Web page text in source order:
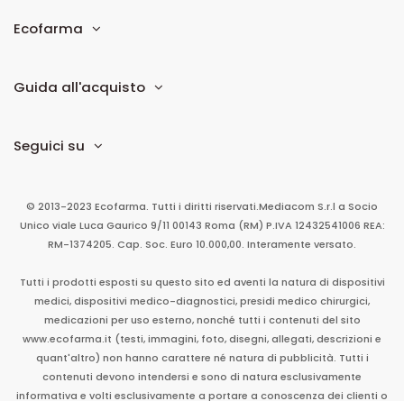
Ecofarma
Guida all'acquisto
Seguici su
© 2013-2023 Ecofarma. Tutti i diritti riservati.Mediacom S.r.l a Socio
Unico viale Luca Gaurico 9/11 00143 Roma (RM) P.IVA 12432541006 REA:
RM-1374205. Cap. Soc. Euro 10.000,00. Interamente versato.
Tutti i prodotti esposti su questo sito ed aventi la natura di dispositivi
medici, dispositivi medico-diagnostici, presidi medico chirurgici,
medicazioni per uso esterno, nonché tutti i contenuti del sito
www.ecofarma.it (testi, immagini, foto, disegni, allegati, descrizioni e
quant'altro) non hanno carattere né natura di pubblicità. Tutti i
contenuti devono intendersi e sono di natura esclusivamente
informativa e volti esclusivamente a portare a conoscenza dei clienti o